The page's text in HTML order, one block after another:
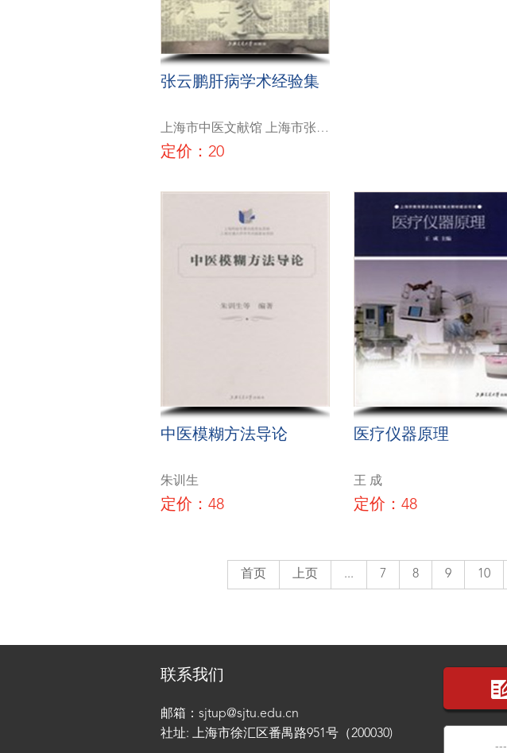
张云鹏肝病学术经验集
上海市中医文献馆 上海市张云
鹏名中医工作室
定价：20
中医模糊方法导论
朱训生
定价：48
医疗仪器原理
王 成
定价：48
首页 上页 ... 7 8 9 10
联系我们
邮箱：sjtup@sjtu.edu.cn
社址: 上海市徐汇区番禺路951号（200030)